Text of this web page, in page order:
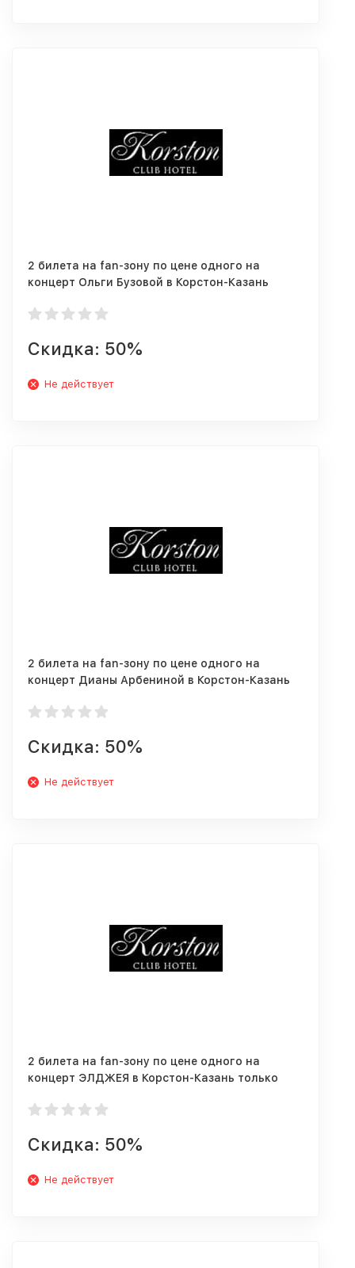
2 билета на fan-зону по цене одного на
концерт Ольги Бузовой в Корстон-Казань
Скидка: 50%
Не действует
2 билета на fan-зону по цене одного на
концерт Дианы Арбениной в Корстон-Казань
Скидка: 50%
Не действует
2 билета на fan-зону по цене одного на
концерт ЭЛДЖЕЯ в Корстон-Казань только
Скидка: 50%
Не действует